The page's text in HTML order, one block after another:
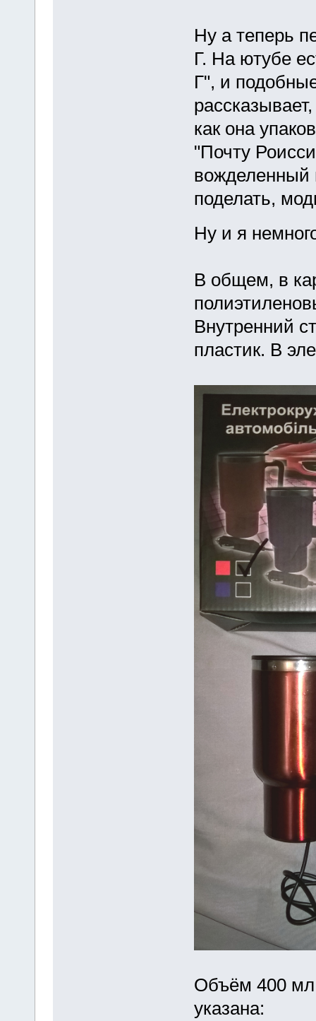
Ну а теперь
Г. На ютубе
Г", и
как она
"Почту
вожделенный
поделать,
Ну и я
В общем, в
Внутренний
пластик. В
Объём 400
указана: